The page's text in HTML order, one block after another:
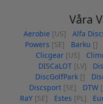
Våra
Aerobie [US] Alfa
Powers [SE] Barku []
Clicgear [US]
DISCaLOT [LV]
DiscGolfPark []
Discsport [SE] DTW
RaY [SE] Estes [PL]